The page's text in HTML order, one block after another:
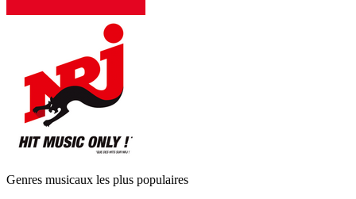
Genres musicaux les plus populaires